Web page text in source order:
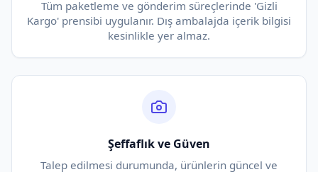
Tüm paketleme ve gönderim süreçlerinde 'Gizli
Kargo' prensibi uygulanır. Dış ambalajda içerik bilgisi
kesinlikle yer almaz.
Şeffaflık ve Güven
Talep edilmesi durumunda, ürünlerin güncel ve